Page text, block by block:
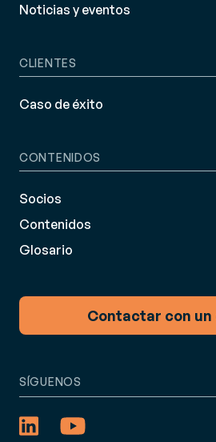
Noticias y eventos
CLIENTES
Caso de éxito
CONTENIDOS
Socios
Contenidos
Glosario
Contactar con
SÍGUENOS